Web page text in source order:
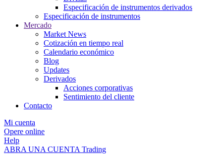
Especificación de instrumentos derivados
Especificación de instrumentos
Mercado
Market News
Cotización en tiempo real
Calendario económico
Blog
Updates
Derivados
Acciones corporativas
Sentimiento del cliente
Contacto
Mi cuenta
Opere online
Help
ABRA UNA CUENTA Trading